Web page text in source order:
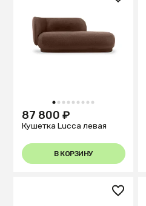
1 2 3 4 5 6 7 8 9
87 800 ₽
Кушетка Lucca левая
В КОРЗИНУ